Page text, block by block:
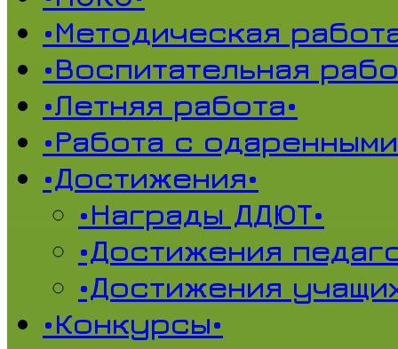
•Методическая
•Воспитательная
•Летняя работа•
•Работа с
•Достижения•
•Награды ДДЮТ•
•Достижения
•Достижения
•Конкурсы•